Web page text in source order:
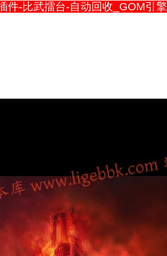
件-比武擂台-自动回收_GOM引擎